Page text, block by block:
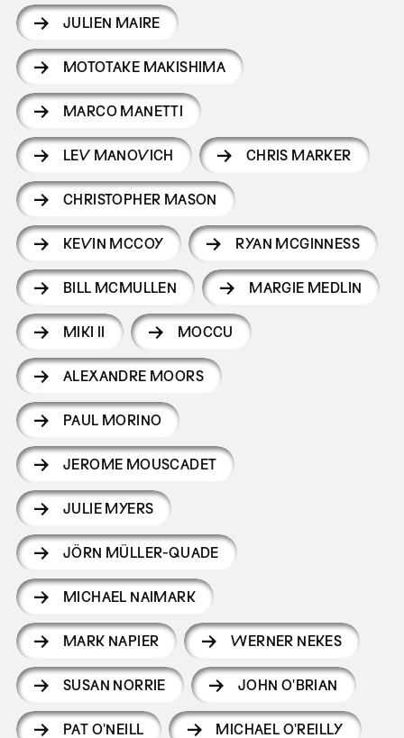
JULIEN MAIRE
MOTOTAKE MAKISHIMA
MARCO MANETTI
LEV MANOVICH CHRIS MARKER
CHRISTOPHER MASON
KEVIN MCCOY RYAN MCGINNESS
BILL MCMULLEN MARGIE MEDLIN
MIKI II MOCCU
ALEXANDRE MOORS
PAUL MORINO
JEROME MOUSCADET
JULIE MYERS
JÖRN MÜLLER-QUADE
MICHAEL NAIMARK
MARK NAPIER WERNER NEKES
SUSAN NORRIE JOHN O'BRIAN
PAT O'NEILL MICHAEL O'REILLY